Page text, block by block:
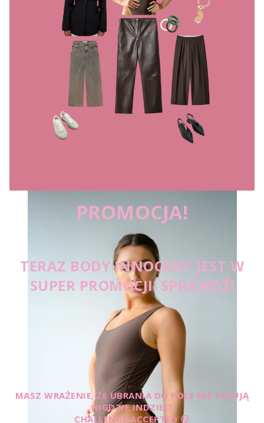
PROMOCJA!
TERAZ BODY INNOCENT JEST W
SUPER PROMOCJI! SPRAWDŹ!
MASZ WRAŻENIE, ŻE UBRANIA DO POLE NIE PASUJĄ
NIGDZIE INDZIEJ?
CHALLENGE ACCEPTED 😏